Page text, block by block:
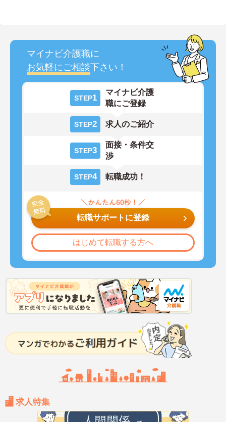
マイナビ介護職に
お気軽にご相談下さい！
STEP1
マイナビ介護
職にご登録
STEP2 求人のご紹介
STEP3
面接・条件交
渉
STEP4 転職成功！
転職サポートに登録
はじめて転職する方へ
求人特集